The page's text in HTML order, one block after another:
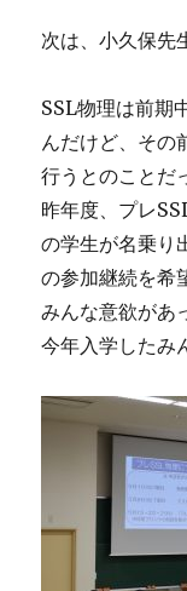
次は、小久保先
SSL物理は前期
んだけど、その
行うとのことだ
昨年度、プレ
の学生が名乗り
の参加継続を
みんな意欲があ
今年入学したみ